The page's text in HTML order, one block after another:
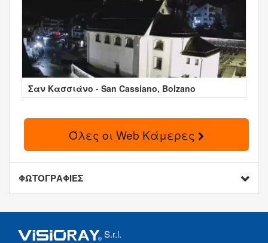
Σαν Κασσιάνο - San Cassiano, Bolzano
Όλες οι Web Κάμερες
ΦΩΤΟΓΡΑΦΙΕΣ
S.r.l.